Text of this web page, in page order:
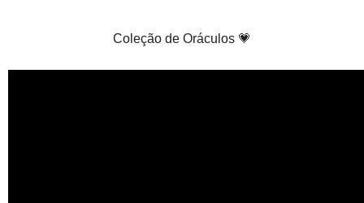
Coleção de Oráculos 💗